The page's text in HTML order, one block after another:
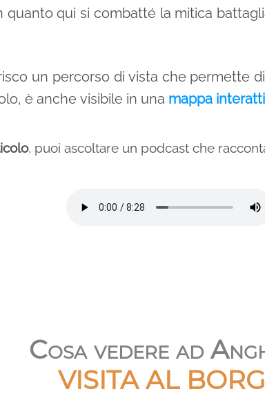
qui si combatté la mitica
un percorso di vista che permette
è anche visibile in una mappa
, puoi ascoltare un podcast che
Cosa vedere ad
VISITA AL